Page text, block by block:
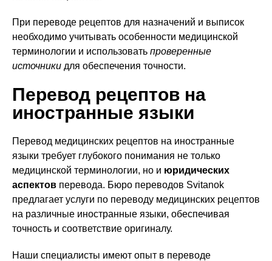
При переводе рецептов для назначений и выписок
необходимо учитывать особенности медицинской
терминологии и использовать проверенные
источники для обеспечения точности.
Перевод рецептов на
иностранные языки
Перевод медицинских рецептов на иностранные
языки требует глубокого понимания не только
медицинской терминологии, но и юридических
аспектов перевода. Бюро переводов Svitanok
предлагает услуги по переводу медицинских рецептов
на различные иностранные языки, обеспечивая
точность и соответствие оригиналу.
Наши специалисты имеют опыт в переводе